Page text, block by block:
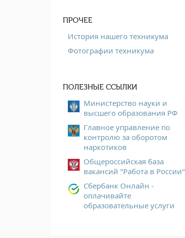
ПРОЧЕЕ
История нашего техникума
Фотографии техникума
ПОЛЕЗНЫЕ ССЫЛКИ
Министерство науки и
высшего образования РФ
Главное управление по
контролю за оборотом
наркотиков
Общероссийская база
вакансий "Работа в России"
Сбербанк Онлайн -
оплачивайте
образовательные услуги